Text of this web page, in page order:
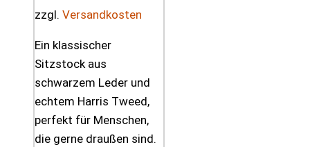
zzgl. Versandkosten
Ein klassischer
Sitzstock aus
schwarzem Leder und
echtem Harris Tweed,
perfekt für Menschen,
die gerne draußen sind.